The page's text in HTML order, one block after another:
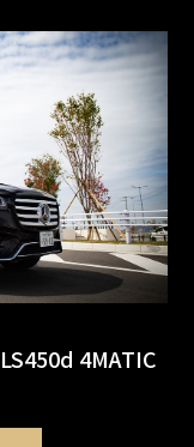
4MATIC